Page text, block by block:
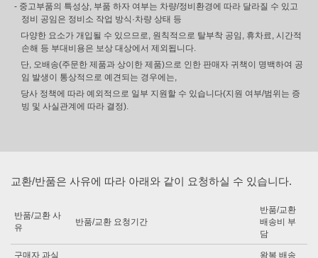
- 중고부품의 특성상, 부품 하자 여부는 차량/정비환경에 따라 달라질 수 있고
정비 공임은 정비소 작업 방식·차량 상태 등
다양한 요소가 개입될 수 있으므로, 원칙적으로 탈부착 공임, 휴차료, 시간적
손해 등 부대비용은 보상 대상에서 제외됩니다.
단, 오배송(주문한 제품과 상이한 제품)으로 인한 판매자 귀책이 명백하여 공
임 발생이 통상적으로 예견되는 경우에는,
당사 정책에 따라 예외적으로 일부 지원할 수 있습니다(지원 여부/범위는 증
빙 및 사실관계에 따라 결정).
교환/반품은 사유에 따라 아래와 같이 요청하실 수 있습니다.
반품/교환 사
유
반품/교환 요청기간
반품/교환
배송비 부
담
구매자 과실 왕복 배송